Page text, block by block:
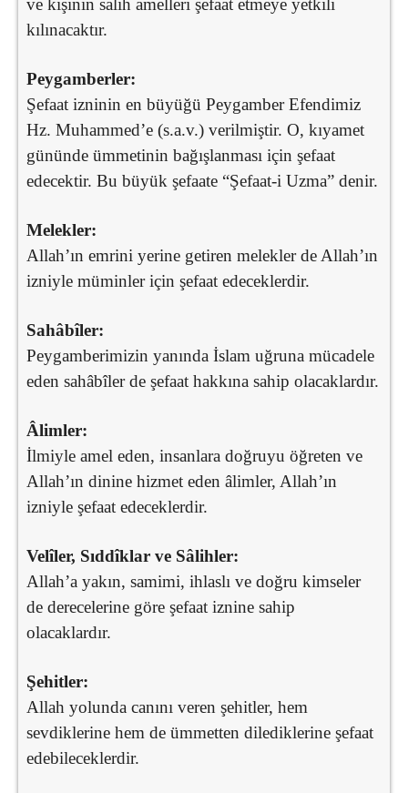
kılınacaktır.
Peygamberler:
Şefaat izninin en büyüğü Peygamber Efendimiz
Hz. Muhammed’e (s.a.v.) verilmiştir. O, kıyamet
gününde ümmetinin bağışlanması için şefaat
edecektir. Bu büyük şefaate “Şefaat-i Uzma” denir.
Melekler:
Allah’ın emrini yerine getiren melekler de Allah’ın
izniyle müminler için şefaat edeceklerdir.
Sahâbîler:
Peygamberimizin yanında İslam uğruna mücadele
eden sahâbîler de şefaat hakkına sahip olacaklardır.
Âlimler:
İlmiyle amel eden, insanlara doğruyu öğreten ve
Allah’ın dinine hizmet eden âlimler, Allah’ın
izniyle şefaat edeceklerdir.
Velîler, Sıddîklar ve Sâlihler:
Allah’a yakın, samimi, ihlaslı ve doğru kimseler
de derecelerine göre şefaat iznine sahip
olacaklardır.
Şehitler:
Allah yolunda canını veren şehitler, hem
sevdiklerine hem de ümmetten dilediklerine şefaat
edebileceklerdir.